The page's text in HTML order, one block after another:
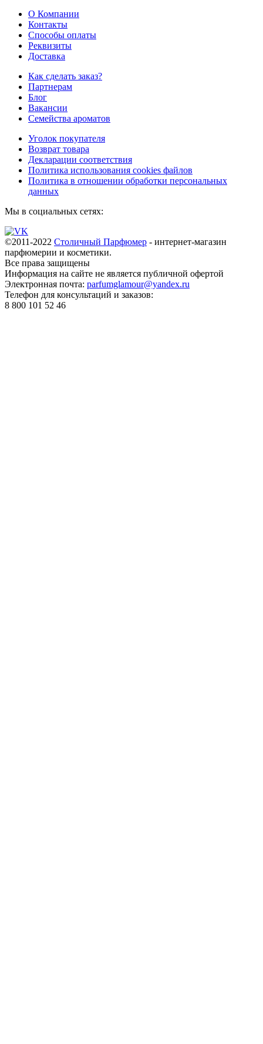
О Компании
Контакты
Способы оплаты
Реквизиты
Доставка
Как сделать заказ?
Партнерам
Блог
Вакансии
Семейства ароматов
Уголок покупателя
Возврат товара
Декларации соответствия
Политика использования cookies файлов
Политика в отношении обработки персональных
данных
Мы в социальных сетях:
©2011-2022 Столичный Парфюмер - интернет-магазин
парфюмерии и косметики.
Все права защищены
Информация на сайте не является публичной офертой
Электронная почта: parfumglamour@yandex.ru
Телефон для консультаций и заказов:
8 800 101 52 46